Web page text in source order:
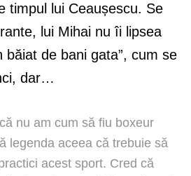
timpul lui Ceaușescu. Se
lui Mihai nu îi lipsea
băiat de bani gata”, cum se
dar…
nu am cum să fiu boxeur
legenda aceea că trebuie să
acest sport. Cred că